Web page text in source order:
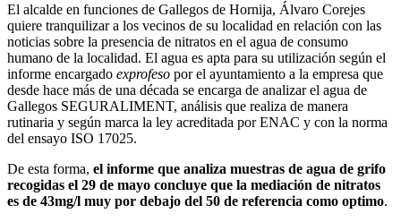
El alcalde en funciones de Gallegos de Hornija, Álvaro Corejes
quiere tranquilizar a los vecinos de su localidad en relación con las
noticias sobre la presencia de nitratos en el agua de consumo
humano de la localidad. El agua es apta para su utilización según el
informe encargado exprofeso por el ayuntamiento a la empresa que
desde hace más de una década se encarga de analizar el agua de
Gallegos SEGURALIMENT, análisis que realiza de manera
rutinaria y según marca la ley acreditada por ENAC y con la norma
del ensayo ISO 17025.
De esta forma, el informe que analiza muestras de agua de grifo
recogidas el 29 de mayo concluye que la mediación de nitratos
es de 43mg/l muy por debajo del 50 de referencia como optimo.